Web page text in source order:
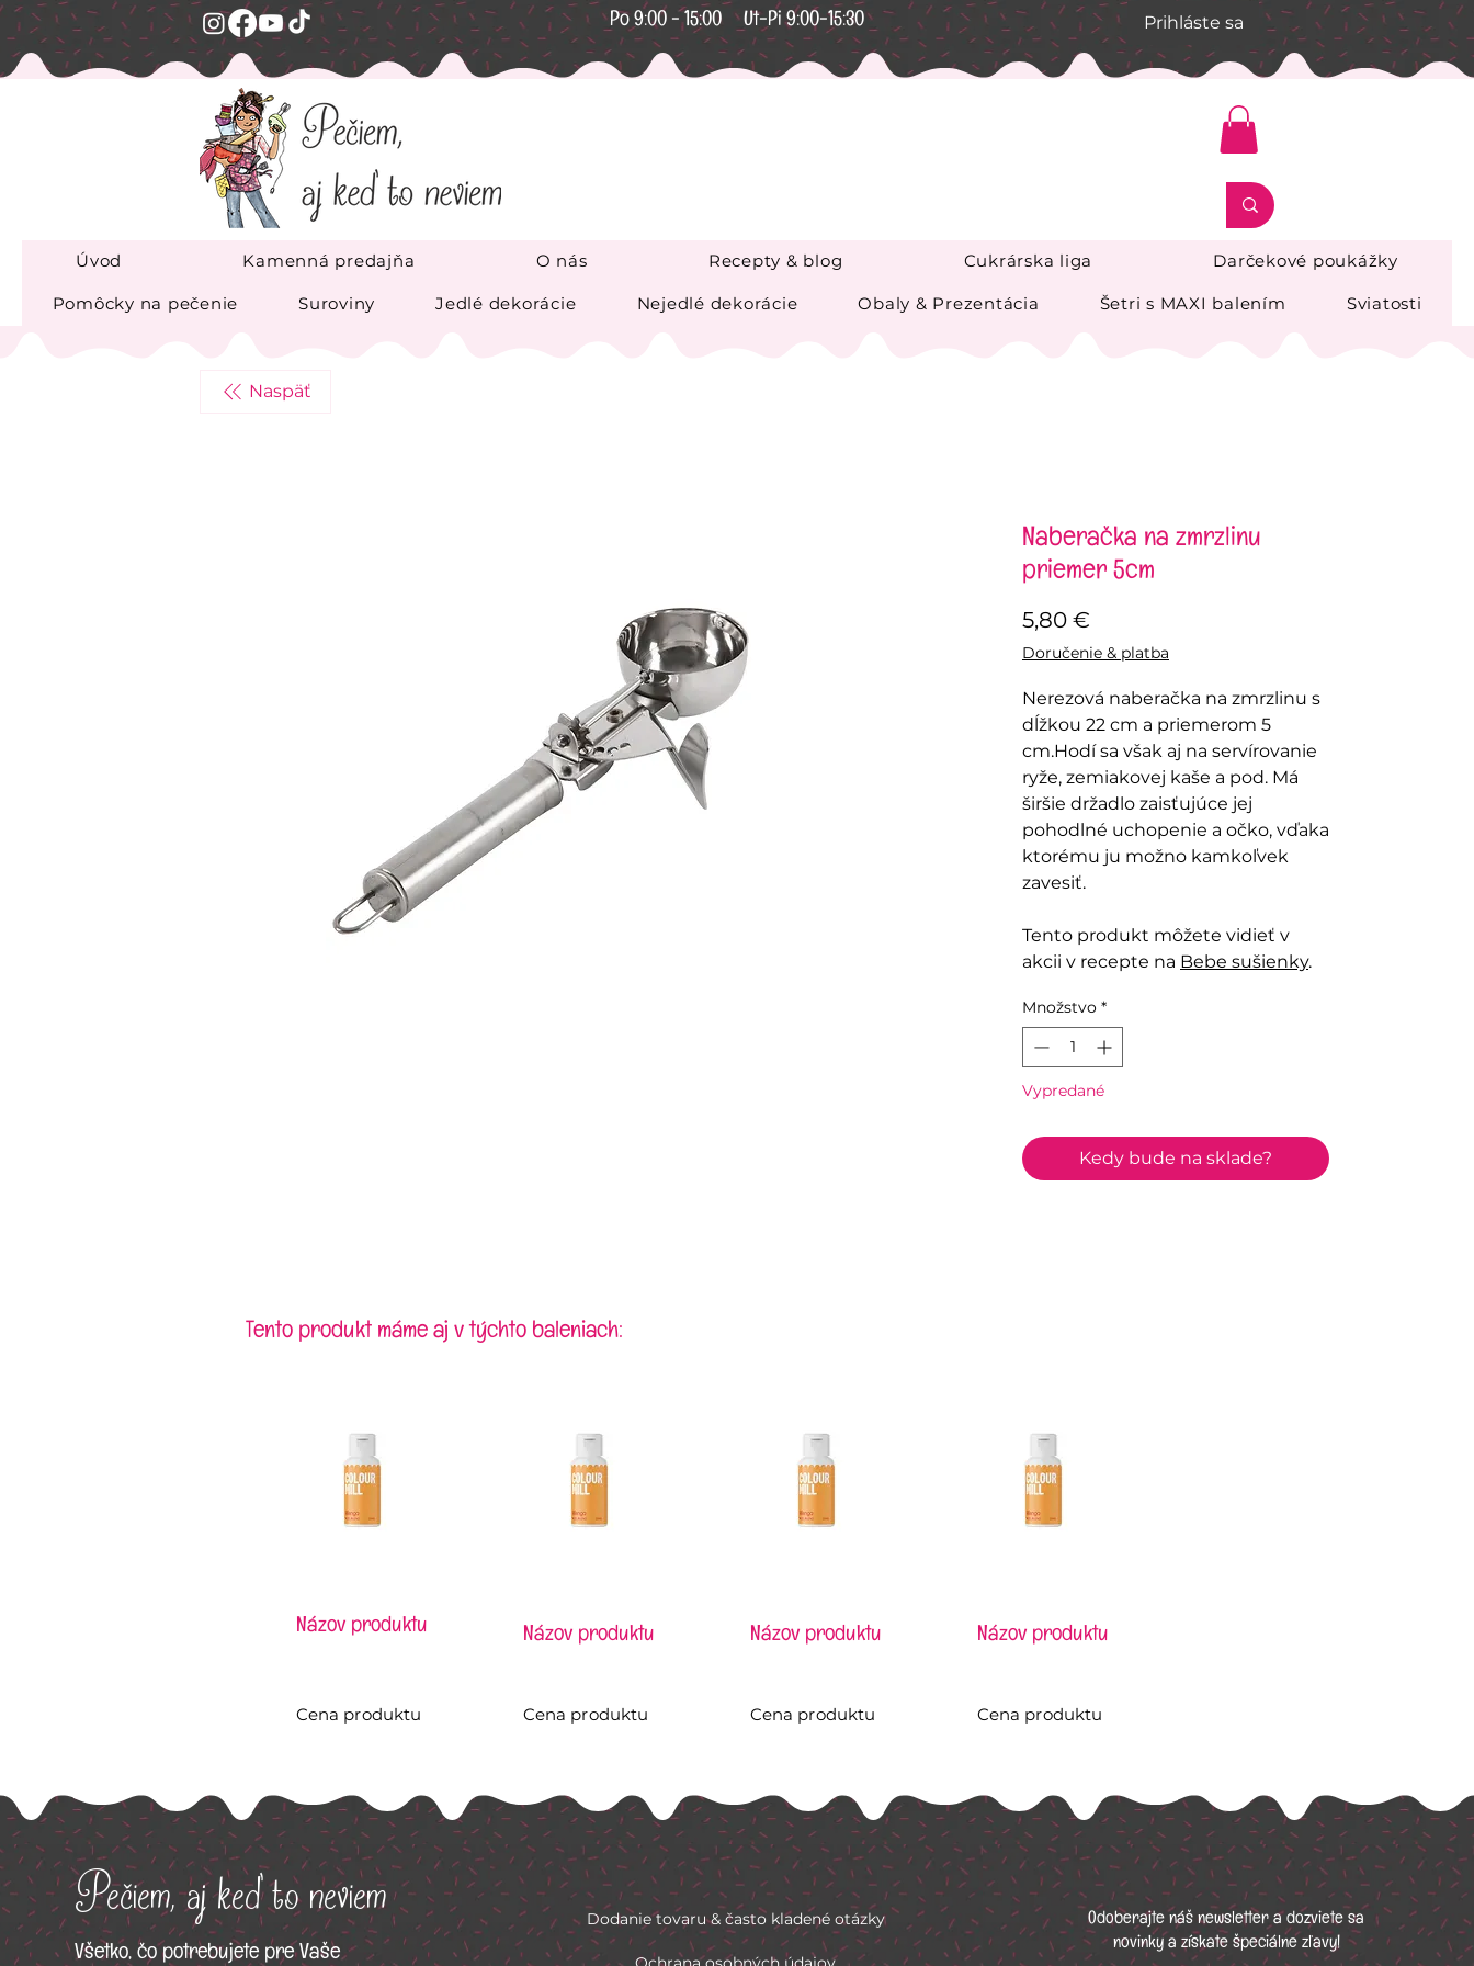
Po 9:00 - 15:00 Ut-Pi 9:00-15:30 Prihláste sa
Úvod Kamenná predajňa O nás Recepty & blog Cukrárska liga Darčekové poukážky
Pomôcky na pečenie Suroviny Jedlé dekorácie Nejedlé dekorácie Obaly & Prezentácia Šetri s MAXI balením Sviatosti
Naspäť
Naberačka na zmrzlinu
priemer 5cm
5,80 €
Doručenie & platba
Nerezová naberačka na zmrzlinu s
dĺžkou 22 cm a priemerom 5
cm.Hodí sa však aj na servírovanie
ryže, zemiakovej kaše a pod. Má
širšie držadlo zaisťujúce jej
pohodlné uchopenie a očko, vďaka
ktorému ju možno kamkoľvek
zavesiť.
Tento produkt môžete vidieť v
akcii v recepte na Bebe sušienky.
Množstvo *
Vypredané
Kedy bude na sklade?
Tento produkt máme aj v týchto baleniach:
Názov produktu
Cena produktu
Názov produktu
Cena produktu
Názov produktu
Cena produktu
Názov produktu
Cena produktu
Pečiem, aj keď to neviem
Všetko, čo potrebujete pre Vaše
Dodanie tovaru & často kladené otázky Odoberajte náš newsletter a dozviete sa
novinky a získate špeciálne zľavy!